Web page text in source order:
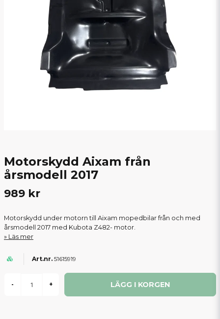
Motorskydd Aixam från
årsmodell 2017
989 kr
Motorskydd under motorn till Aixam mopedbilar från och med
årsmodell 2017 med Kubota Z482- motor.
Läs mer
51615919
- + LÄGG I KORGEN